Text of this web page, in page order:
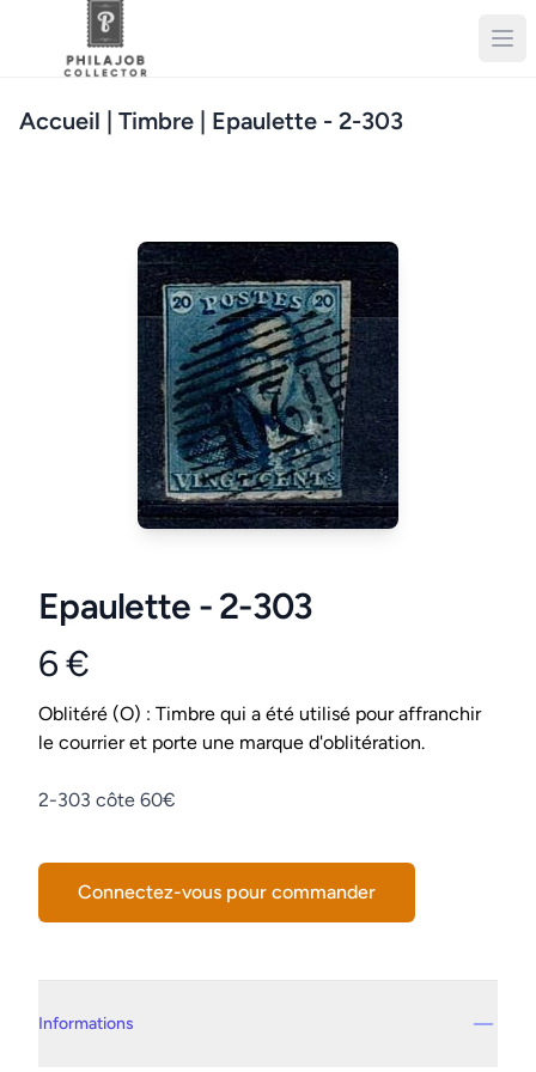
Accueil | Timbre | Epaulette - 2-303
Epaulette - 2-303
Product information
6 €
Conditions
Oblitéré (O) : Timbre qui a été utilisé pour affranchir
le courrier et porte une marque d'oblitération.
Description
2-303 côte 60€
Connectez-vous pour commander
Informations